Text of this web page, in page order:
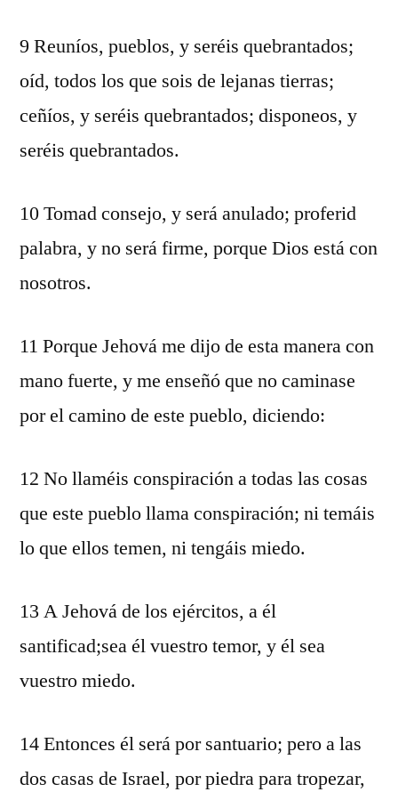
9 Reuníos, pueblos, y seréis quebrantados;
oíd, todos los que sois de lejanas tierras;
ceñíos, y seréis quebrantados; disponeos, y
seréis quebrantados.
10 Tomad consejo, y será anulado; proferid
palabra, y no será firme, porque Dios está con
nosotros.
11 Porque Jehová me dijo de esta manera con
mano fuerte, y me enseñó que no caminase
por el camino de este pueblo, diciendo:
12 No llaméis conspiración a todas las cosas
que este pueblo llama conspiración; ni temáis
lo que ellos temen, ni tengáis miedo.
13 A Jehová de los ejércitos, a él
santificad;sea él vuestro temor, y él sea
vuestro miedo.
14 Entonces él será por santuario; pero a las
dos casas de Israel, por piedra para tropezar,